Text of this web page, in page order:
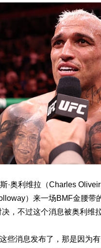
·奥利维拉（Charles
）来一场BMF金腰带
，不过这个消息被奥利维
些消息发布了，那是因为